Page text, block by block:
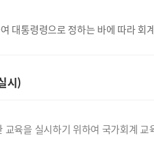
대통령령으로 정하는 바에 따라 회
시)
육을 실시하기 위하여 국가회계